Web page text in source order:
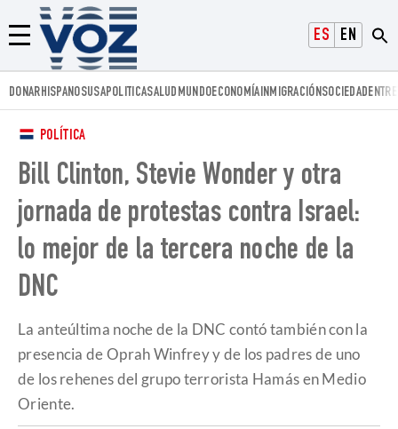
ESPAÑOLENGLISH
Menú
Voz.us
DONARHISPANOSUSAPOLITICASALUD MUNDOECONOMÍAINMIGRACIÓNSOCIEDAD
POLÍTICA
Bill Clinton, Stevie Wonder y otra
jornada de protestas contra Israel:
lo mejor de la tercera noche de la
DNC
La anteúltima noche de la DNC contó también con la
presencia de Oprah Winfrey y de los padres de uno
de los rehenes del grupo terrorista Hamás en Medio
Oriente.